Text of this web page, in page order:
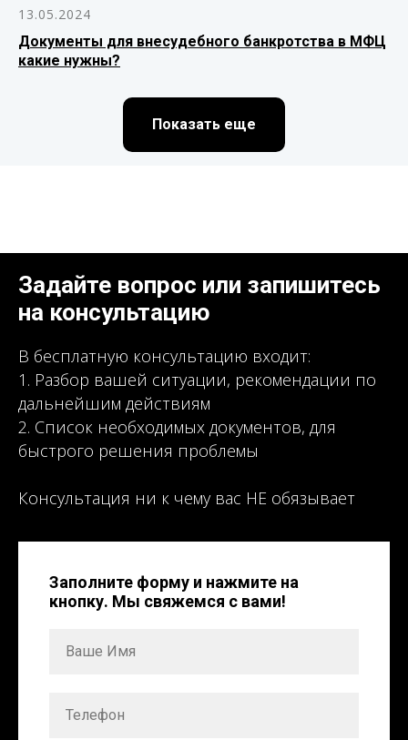
13.05.2024
Документы для внесудебного банкротства в МФЦ
какие нужны?
Показать еще
Задайте вопрос или запишитесь
на консультацию
В бесплатную консультацию входит:
1. Разбор вашей ситуации, рекомендации по
дальнейшим действиям
2. Список необходимых документов, для
быстрого решения проблемы
Консультация ни к чему вас НЕ обязывает
Заполните форму и нажмите на
кнопку. Мы свяжемся с вами!